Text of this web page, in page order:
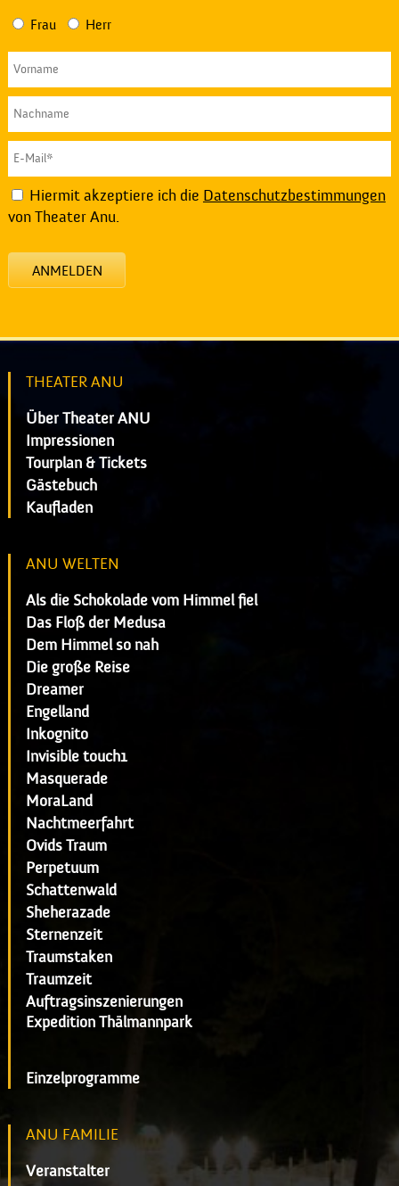
Frau Herr
Hiermit akzeptiere ich die Datenschutzbestimmungen
von Theater Anu.
ANMELDEN
THEATER ANU
Über Theater ANU
Impressionen
Tourplan & Tickets
Gästebuch
Kaufladen
ANU WELTEN
Als die Schokolade vom Himmel fiel
Das Floß der Medusa
Dem Himmel so nah
Die große Reise
Dreamer
Engelland
Inkognito
Invisible touch1
Masquerade
MoraLand
Nachtmeerfahrt
Ovids Traum
Perpetuum
Schattenwald
Sheherazade
Sternenzeit
Traumstaken
Traumzeit
Auftragsinszenierungen
Expedition Thälmannpark
Einzelprogramme
ANU FAMILIE
Veranstalter